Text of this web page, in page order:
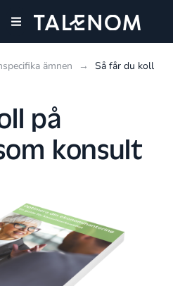
ämnen →
Så får du koll
på
konsult